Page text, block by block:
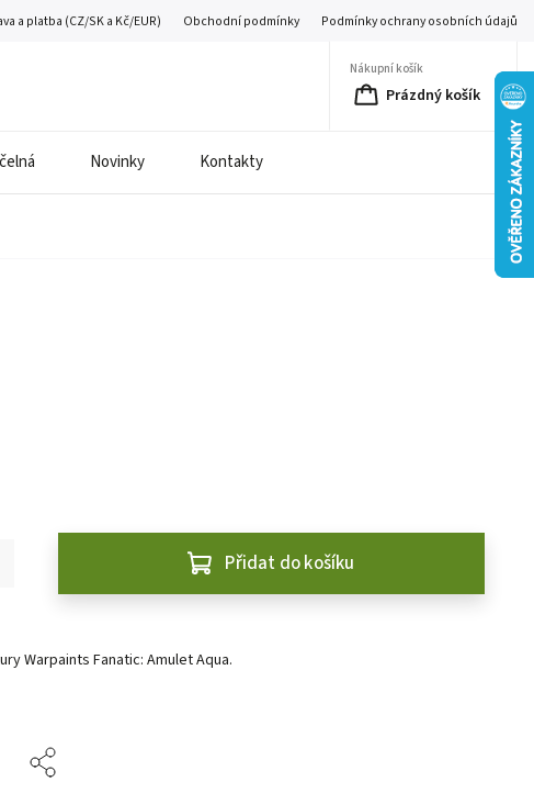
a platba (CZ/SK a Kč/EUR) Obchodní podmínky Podmínky ochrany osobních údajů
Nákupní košík
Prázdný košík
Novinky Kontakty
Přidat do košíku
Warpaints Fanatic: Amulet Aqua.